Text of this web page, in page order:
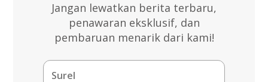
Jangan lewatkan berita terbaru,
penawaran eksklusif, dan
pembaruan menarik dari kami!